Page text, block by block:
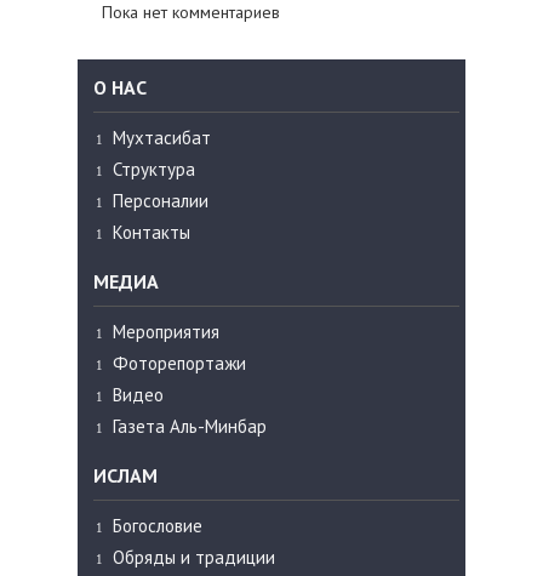
Пока нет комментариев
О НАС
Мухтасибат
Структура
Персоналии
Контакты
МЕДИА
Мероприятия
Фоторепортажи
Видео
Газета Аль-Минбар
ИСЛАМ
Богословие
Обряды и традиции